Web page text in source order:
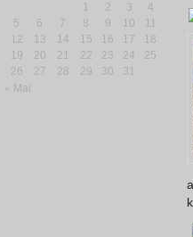
1 2 3
4
5
6 7 8 9 10
11
12
13 14 15 16 17
18
19
20 21 22 23 24
25
26
27 28 29 30 31
« Mai